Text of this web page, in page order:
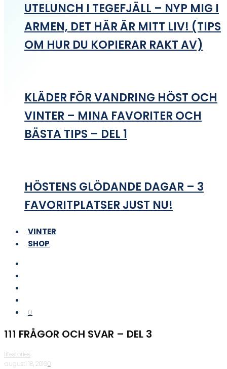
UTELUNCH I TEGEFJÄLL – NYP MIG I
ARMEN, DET HÄR ÄR MITT LIV! (TIPS
OM HUR DU KOPIERAR RAKT AV)
KLÄDER FÖR VANDRING HÖST OCH
VINTER – MINA FAVORITER OCH
BÄSTA TIPS – DEL 1
HÖSTENS GLÖDANDE DAGAR – 3
FAVORITPLATSER JUST NU!
VINTER
SHOP
0
111 FRÅGOR OCH SVAR – DEL 3
lifestories
·augusti 18, 2016·0